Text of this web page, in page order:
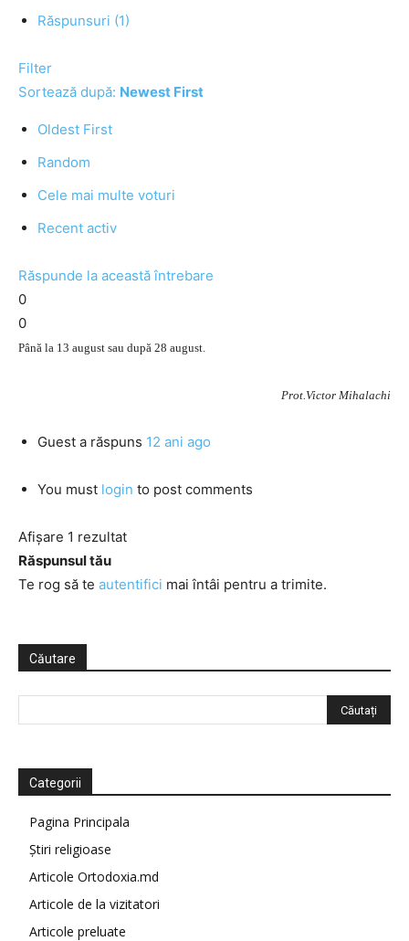
Răspunsuri (1)
Filter
Sortează după: Newest First
Oldest First
Random
Cele mai multe voturi
Recent activ
Răspunde la această întrebare
0
0
Până la 13 august sau după 28 august.
Prot.Victor Mihalachi
Guest a răspuns 12 ani ago
You must login to post comments
Afișare 1 rezultat
Răspunsul tău
Te rog să te autentifici mai întâi pentru a trimite.
Căutare
Categorii
Pagina Principala
Știri religioase
Articole Ortodoxia.md
Articole de la vizitatori
Articole preluate